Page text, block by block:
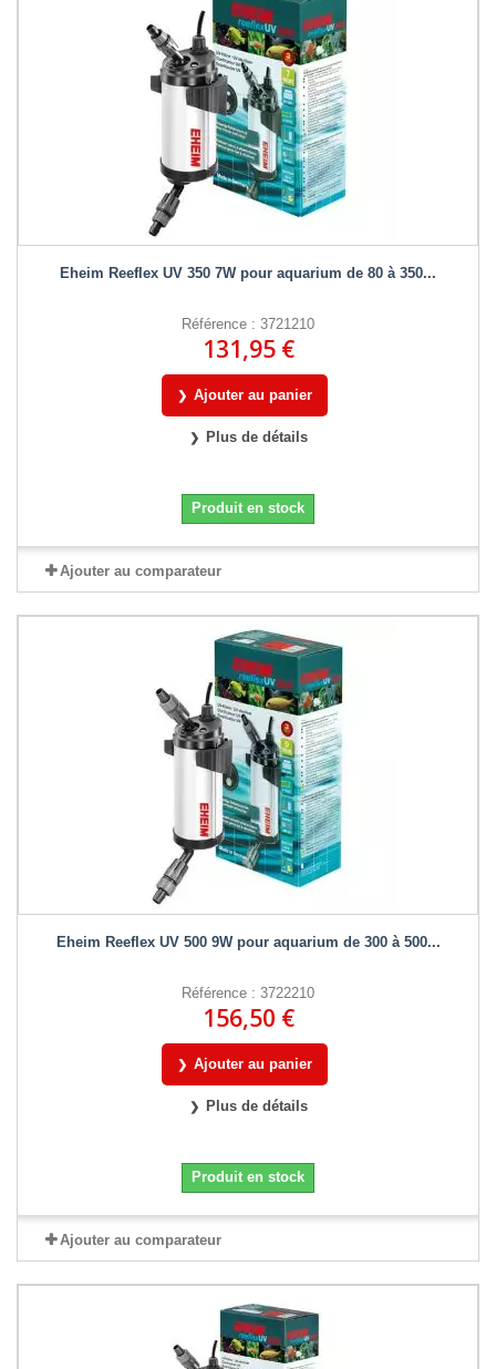
Eheim Reeflex UV 350 7W pour aquarium de 80 à 350...
Référence : 3721210
131,95 €
Ajouter au panier
Plus de détails
Produit en stock
Ajouter au comparateur
Eheim Reeflex UV 500 9W pour aquarium de 300 à 500...
Référence : 3722210
156,50 €
Ajouter au panier
Plus de détails
Produit en stock
Ajouter au comparateur